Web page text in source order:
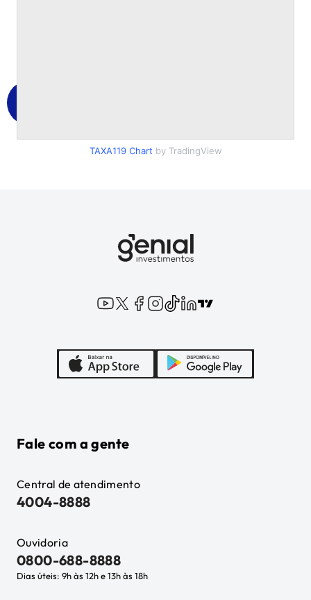
TAXA119Chart by TradingView
Fale com a gente
Central de atendimento
4004-8888
Ouvidoria
0800-688-8888
Dias úteis: 9h às 12h e 13h às 18h